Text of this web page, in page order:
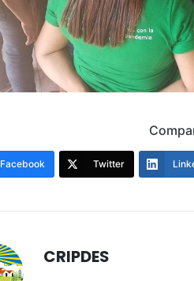
Facebook Twitter
CRIPDES